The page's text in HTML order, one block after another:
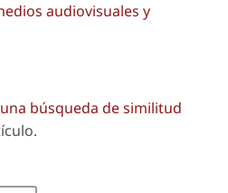
audiovisuales y
búsqueda de similitud